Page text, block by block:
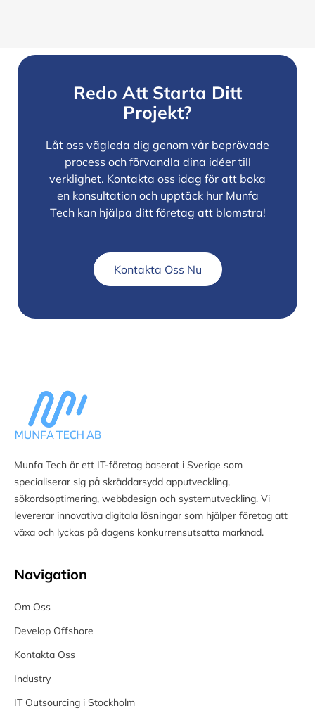
Redo Att Starta Ditt
Projekt?
Låt oss vägleda dig genom vår beprövade
process och förvandla dina idéer till
verklighet. Kontakta oss idag för att boka
en konsultation och upptäck hur Munfa
Tech kan hjälpa ditt företag att blomstra!
Kontakta Oss Nu
Munfa Tech är ett IT-företag baserat i Sverige som
specialiserar sig på skräddarsydd apputveckling,
sökordsoptimering, webbdesign och systemutveckling. Vi
levererar innovativa digitala lösningar som hjälper företag att
växa och lyckas på dagens konkurrensutsatta marknad.
Navigation
Om Oss
Develop Offshore
Kontakta Oss
Industry
IT Outsourcing i Stockholm